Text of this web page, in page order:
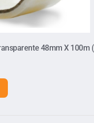
48mm X 100m